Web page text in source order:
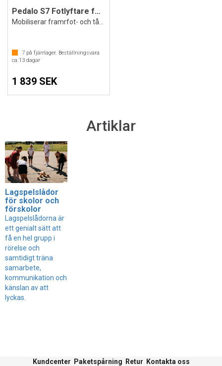
Pedalo S7 Fotlyftare för framfoten
7 på fjärrlager. Beställningsvara
ca.13 dagar
1 839 SEK
Artiklar
Lagspelslådor
för skolor och
förskolor
Lagspelslådorna är
ett genialt sätt att
få en hel grupp i
rörelse och
samtidigt träna
samarbete,
kommunikation och
känslan av att
lyckas.
Kundcenter Paketspårning Retur Kontakta oss